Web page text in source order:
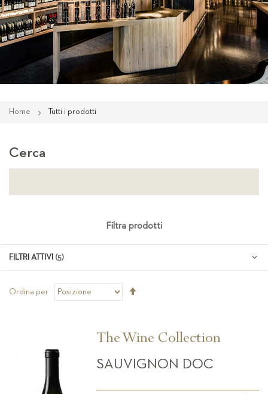
Home Tutti i prodotti
Ordina per
The Wine Collection
SAUVIGNON DOC
Cerca
Filtra prodotti
FILTRI ATTIVI